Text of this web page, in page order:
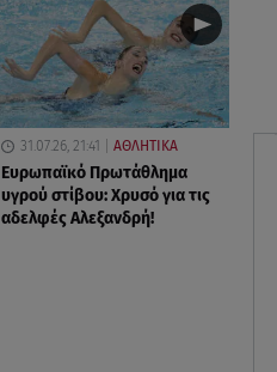
31.07.26, 21:41 ΑΘΛΗΤΙΚΑ
Ευρωπαϊκό Πρωτάθλημα
υγρού στίβου: Χρυσό για τις
αδελφές Αλεξανδρή!